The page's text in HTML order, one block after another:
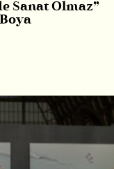
Sanat Olmaz”